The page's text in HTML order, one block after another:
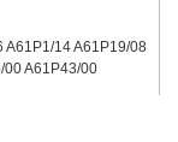
A61P1/14 A61P19/08
00 A61P43/00